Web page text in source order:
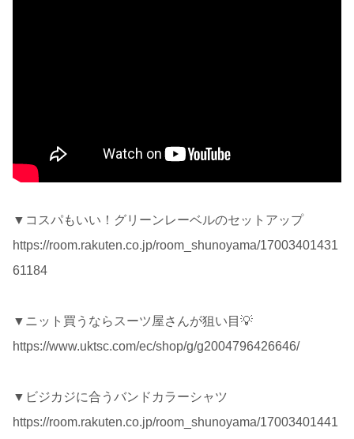
▼コスパもいい！グリーンレーベルのセットアップ
https://room.rakuten.co.jp/room_shunoyama/17003401431
61184
▼ニット買うならスーツ屋さんが狙い目💡
https://www.uktsc.com/ec/shop/g/g2004796426646/
▼ビジカジに合うバンドカラーシャツ
https://room.rakuten.co.jp/room_shunoyama/17003401441